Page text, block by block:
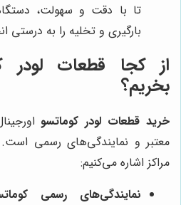
تا با دقت و سهولت،
بارگیری و تخلیه را به درستی
از کجا قطعات لودر
بخریم؟
خرید قطعات لودر کوماتسو
معتبر و نمایندگی‌های رسمی است.
مراکز اشاره می‌کنیم:
نمایندگی‌های رسمی